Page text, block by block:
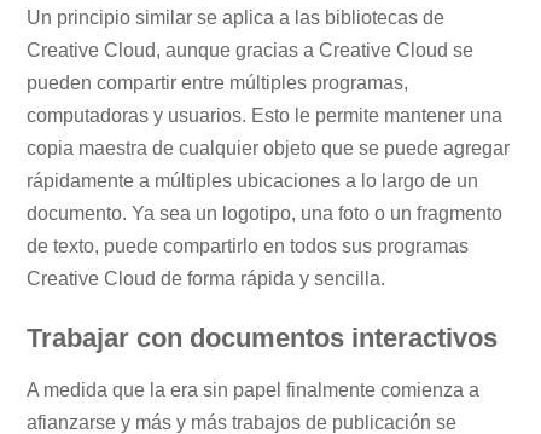
Un principio similar se aplica a las bibliotecas de
Creative Cloud, aunque gracias a Creative Cloud se
pueden compartir entre múltiples programas,
computadoras y usuarios. Esto le permite mantener una
copia maestra de cualquier objeto que se puede agregar
rápidamente a múltiples ubicaciones a lo largo de un
documento. Ya sea un logotipo, una foto o un fragmento
de texto, puede compartirlo en todos sus programas
Creative Cloud de forma rápida y sencilla.
Trabajar con documentos interactivos
A medida que la era sin papel finalmente comienza a
afianzarse y más y más trabajos de publicación se